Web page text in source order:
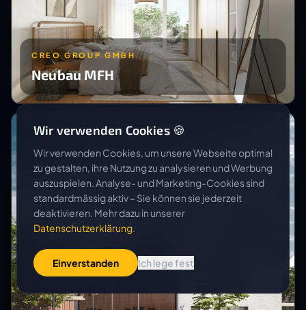
CREO GROUP GMBH
Neubau MFH
Wir verwenden Cookies 🍪
Wir verwenden Cookies, um unsere Webseite optimal
zu gestalten, ihre Nutzung zu analysieren und Werbung
auszuspielen. Analyse- und Marketing-Cookies sind
standardmässig aktiv – Sie können sie jederzeit
deaktivieren. Mehr dazu in unserer
Datenschutzerklärung.
Einverstanden Ich lege fest